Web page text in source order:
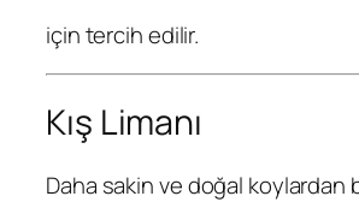
için tercih edilir.
Kış Limanı
Daha sakin ve doğal koylardan